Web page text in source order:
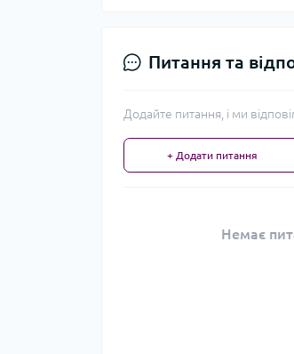
Питання та
Додайте питання, і ми
+ Додати питання
Немає